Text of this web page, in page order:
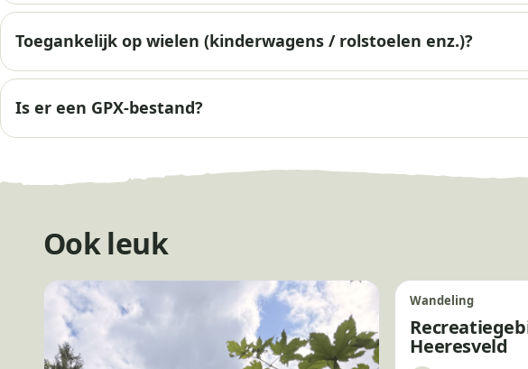
Toegankelijk op wielen (kinderwagens / rolstoelen enz.)?
Is er een GPX-bestand?
Ook leuk
Wandeling
Heeresveld